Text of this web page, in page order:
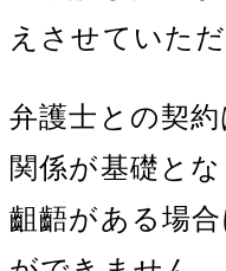
えさせていた
弁護士との契
関係が基礎と
齟齬がある場